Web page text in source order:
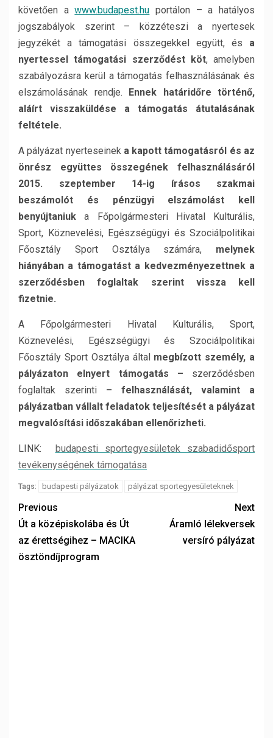
követően awww.budapest.hu portálon – a hatályos
jogszabályok szerint – közzéteszi a nyertesek
jegyzékét a támogatási összegekkel együtt, és a
nyertessel támogatási szerződést köt, amelyben
szabályozásra kerül a támogatás felhasználásának és
elszámolásának rendje. Ennek határidőre történő,
aláírt visszaküldése a támogatás átutalásának
feltétele.
A pályázat nyerteseinek a kapott támogatásról és az
önrész együttes összegének felhasználásáról
2015. szeptember 14-ig
írásos szakmai
beszámolót és pénzügyi elszámolást kell
benyújtaniuk a Főpolgármesteri Hivatal Kulturális,
Sport, Köznevelési, Egészségügyi és Szociálpolitikai
Főosztály Sport Osztálya számára, melynek
hiányában a támogatást a kedvezményezettnek a
szerződésben foglaltak szerint vissza kell
fizetnie.
A Főpolgármesteri Hivatal Kulturális, Sport,
Köznevelési, Egészségügyi és Szociálpolitikai
Főosztály Sport Osztálya által megbízott személy, a
pályázaton elnyert támogatás – szerződésben
foglaltak szerinti – felhasználását, valamint a
pályázatban vállalt feladatok teljesítését a pályázat
megvalósítási időszakában ellenőrizheti.
LINK: budapesti sportegyesületek szabadidősport
tevékenységének támogatása
Tags: budapesti pályázatok pályázat sportegyesületeknek
Previous
Út a középiskolába és Út
az érettségihez – MACIKA
ösztöndíjprogram
Next
Áramló lélekversek
versíró pályázat